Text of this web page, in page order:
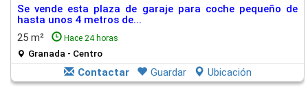
Se vende esta plaza de garaje para coche pequeño de
hasta unos 4 metros de...
25 m²
Hace 24 horas
Granada - Centro
Contactar Guardar Ubicación